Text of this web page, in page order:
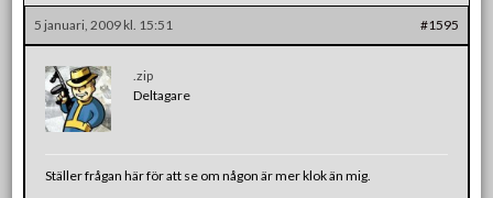
5 januari, 2009 kl. 15:51 #1595
.zip
Deltagare
Ställer frågan här för att se om någon är mer klok än mig.